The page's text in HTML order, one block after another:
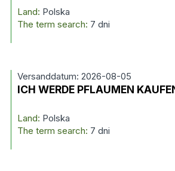
Land: Polska
The term search: 7 dni
Versanddatum: 2026-08-05
ICH WERDE PFLAUMEN
Land: Polska
The term search: 7 dni